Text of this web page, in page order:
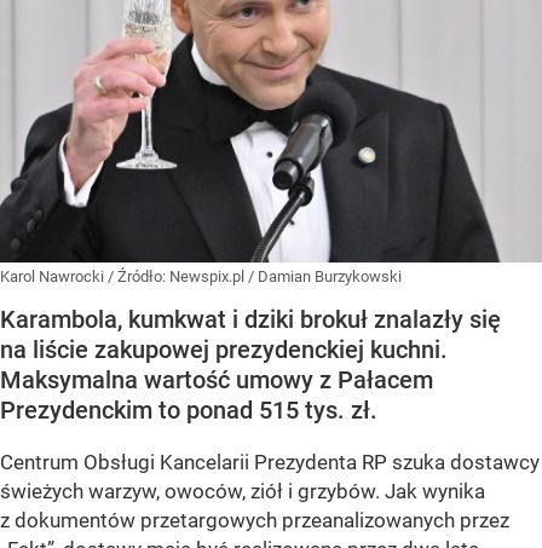
Karol Nawrocki / Źródło: Newspix.pl / Damian Burzykowski
Karambola, kumkwat i dziki brokuł znalazły się
na liście zakupowej prezydenckiej kuchni.
Maksymalna wartość umowy z Pałacem
Prezydenckim to ponad 515 tys. zł.
Centrum Obsługi Kancelarii Prezydenta RP szuka dostawcy
świeżych warzyw, owoców, ziół i grzybów. Jak wynika
z dokumentów przetargowych przeanalizowanych przez